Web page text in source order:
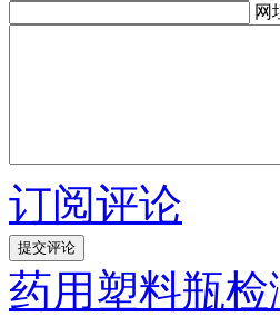
网
订阅评论
药用塑料瓶